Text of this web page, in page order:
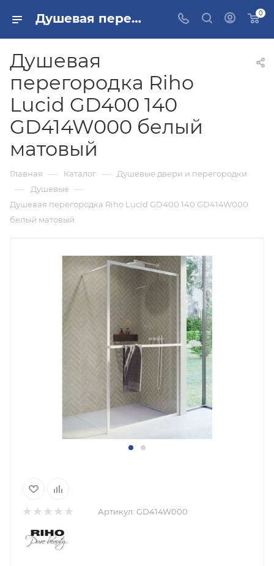
Душевая перегородка Riho Lucid GD400 140 GD414W000 белый матовый купить в Москве 0
Душевая
перегородка Riho
Lucid GD400 140
GD414W000 белый
матовый
Главная — Каталог — Душевые двери и перегородки
— Душевые —
Душевая перегородка Riho Lucid GD400 140 GD414W000
белый матовый
Артикул: GD414W000